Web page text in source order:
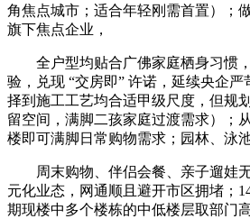
角焦点城市；适合年轻刚需首置）；
旗下焦点企业，
全户型均贴合广佛家庭栖身习惯
验，兑现 “交房即” 许诺，延续央企
择到施工工艺均合适甲级尺度，但规
留空间，满脚二孩家庭过渡需求）；
楼即可满脚日常购物需求；园林、泳
周末购物、伴侣会餐、亲子遛娃无
元化业态，网通顺且避开市区拥堵；
期现楼中多个楼栋的中低楼层取部门